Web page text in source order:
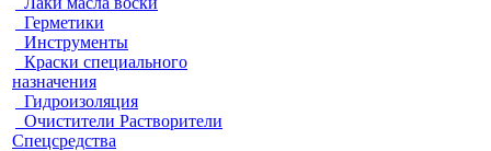
Герметики
Инструменты
Краски специального
назначения
Гидроизоляция
Очистители Растворители
Спецсредства